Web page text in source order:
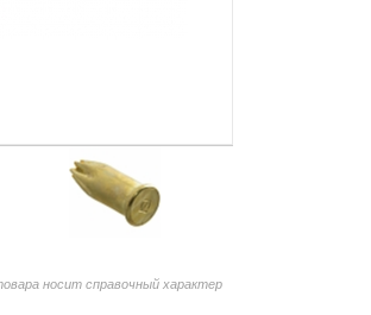
носит справочный характер